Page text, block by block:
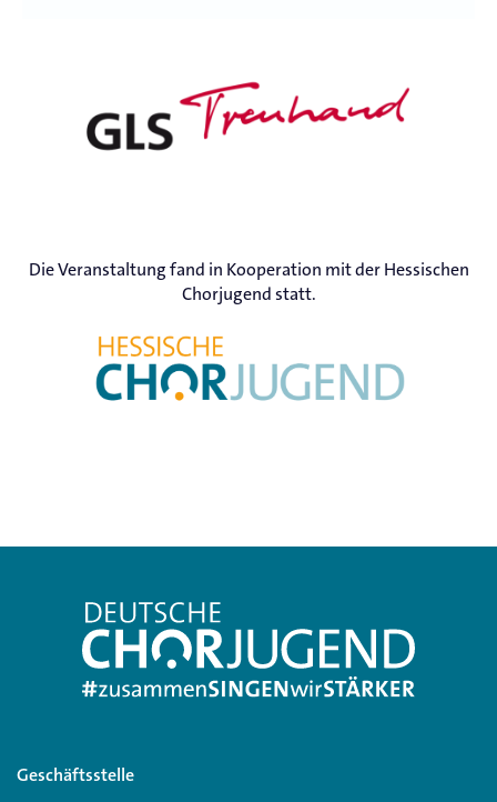
Die Veranstaltung fand in Kooperation mit der Hessischen
Chorjugend statt.
Geschäftsstelle